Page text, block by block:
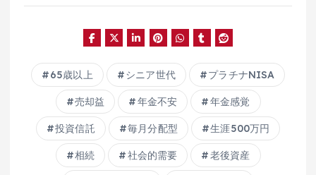
65歳以上 シニア世代 プラチナNISA
売却益 年金不安 年金感覚
投資信託 毎月分配型 生涯500万円
相続 社会的需要 老後資産